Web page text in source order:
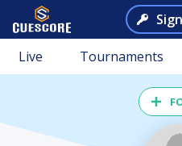
Live Tournaments